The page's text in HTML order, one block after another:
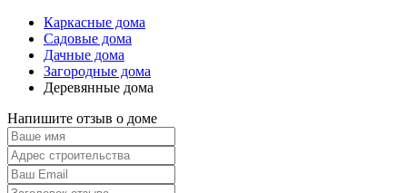
Каркасные дома
Садовые дома
Дачные дома
Загородные дома
Деревянные дома
Напишите отзыв о доме